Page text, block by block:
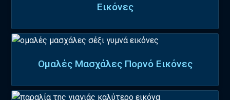
Εικόνες
Ομαλές Μασχάλες Πορνό Εικόνες